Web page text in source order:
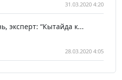
31.03.2020 4:20
“Кытайда к...
28.03.2020 4:05